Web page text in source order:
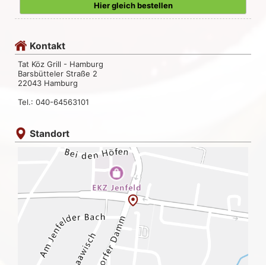
Hier gleich bestellen
Kontakt
Tat Köz Grill - Hamburg
Barsbütteler Straße 2
22043 Hamburg
Tel.: 040-64563101
Standort